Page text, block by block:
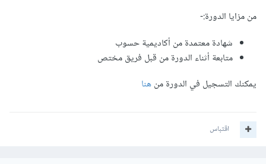
من مزايا الدورة:-
شهادة معتمدة من أكاديمية حسوب
متابعة أثناء الدورة من قبل فريق مختص
يمكنك التسجيل في الدورة منهنا
اقتباس